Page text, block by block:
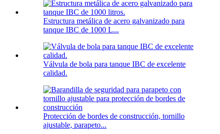
Estructura metálica de acero galvanizado para
tanque IBC de 1000 L...
Válvula de bola para tanque IBC de excelente
calidad.
Protección de bordes de construcción, tornillo
ajustable, parapeto...